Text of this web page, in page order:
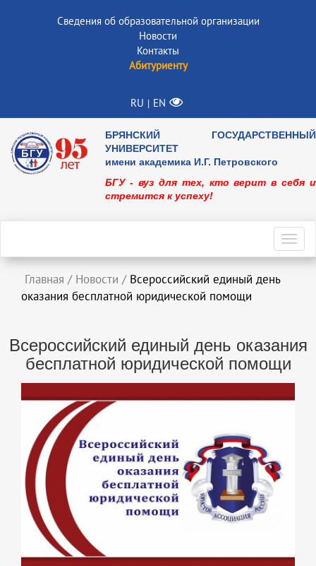
Сведения об образовательной организации
Новости
Контакты
Абитуриенту
RU | EN
БРЯНСКИЙ ГОСУДАРСТВЕННЫЙ
УНИВЕРСИТЕТ
имени академика И.Г. Петровского
БГУ - вуз для тех, кто верит в себя и
стремится к успеху!
Главная / Новости / Всероссийский единый день
оказания бесплатной юридической помощи
Всероссийский единый день оказания
бесплатной юридической помощи